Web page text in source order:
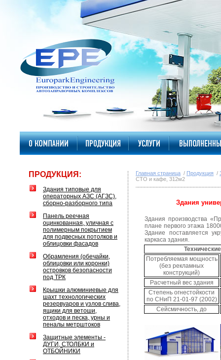
ПРОДУКЦИЯ:
Здания типовые для
операторных АЗС (АГЗС),
сборно-разборного типа
Панель реечная
оцинкованная, уличная с
полимерным покрытием
для подвесных потолков и
облицовки фасадов
Обрамления (обечайки,
облицовки или коронки)
островков безопасности
под ТРК
Крышки алюминиевые для
шахт технологических
резервуаров и узлов слива,
ящики для ветоши,
отходов и песка, урны и
пеналы метрштоков
Защитные элементы -
ДУГИ, СТОЛБКИ и
ОТБОЙНИКИ
Главная страница / Продукция /
СТО и кафе, 312м2
Здания
Здания производства
плане первого этажа
Здание поставляется
каркаса здания.
Потребляемая мощность
(без рекламных
конструкций)
Расчетный вес здания
Степень огнестойкости
по СНиП 21-01-97 (2002)
Сейсмичность, до